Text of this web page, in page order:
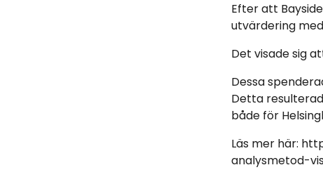
Efter att
utvärdering
Det visade sig
Dessa
Detta
både för
Läs mer här:
analysmetod-